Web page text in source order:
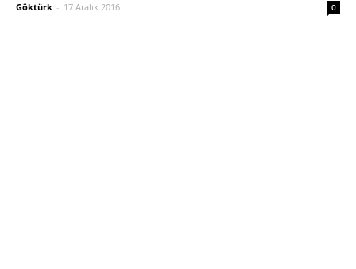
Göktürk - 17 Aralık 2016 0